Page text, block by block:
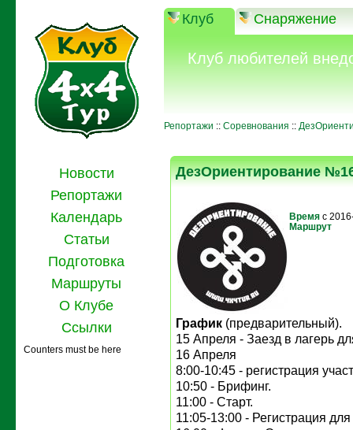
Клуб Снаряжение
Клуб любителей
Репортажи :: Соревнования ::
Новости
Репортажи
Календарь
Статьи
Подготовка
Маршруты
О Клубе
Ссылки
Counters must be here
ДезОриентирование
Время с
Маршрут
График(предварительный).
15 Апреля - Заезд в лагерь
16 Апреля
8:00-10:45 - регистрация
10:50 - Брифинг.
11:00 - Старт.
11:05-13:00 - Регистрация